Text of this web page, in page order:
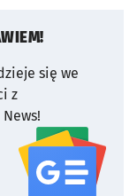
się we
z
serwisu